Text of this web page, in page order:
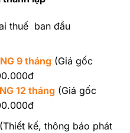
thuế ban đầu
9 tháng(Giá gốc
12 tháng(Giá gốc
kế, thông báo phát